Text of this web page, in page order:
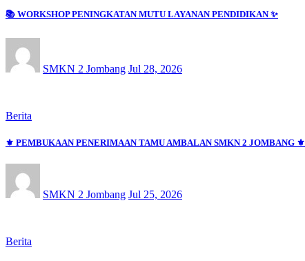
📚 WORKSHOP PENINGKATAN MUTU LAYANAN PENDIDIKAN ✨
SMKN 2 Jombang Jul 28, 2026
Berita
⚜️ PEMBUKAAN PENERIMAAN TAMU AMBALAN SMKN 2 JOMBANG ⚜️
SMKN 2 Jombang Jul 25, 2026
Berita